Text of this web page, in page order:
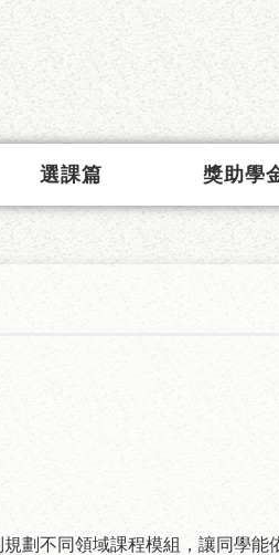
選課篇 獎助學
劃不同領域課程模組，讓同學能